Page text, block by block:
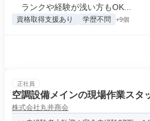
ランクや経験が浅い方もOK...
資格取得支援あり 学歴不問 +9個
正社員
空調設備メインの現場作業スタ
株式会社丸井商会